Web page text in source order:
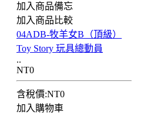
加入商品備忘
加入商品比較
04ADB-牧羊女B（頂級）
Toy Story 玩具總動員
..
NT0
含稅價:NT0
加入購物車